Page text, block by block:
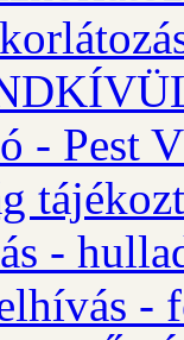
- Pest
-
-